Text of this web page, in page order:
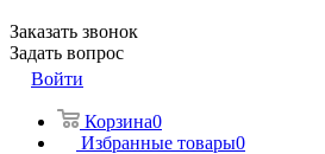
Заказать звонок
Задать вопрос
Войти
Корзина0
Избранные товары0